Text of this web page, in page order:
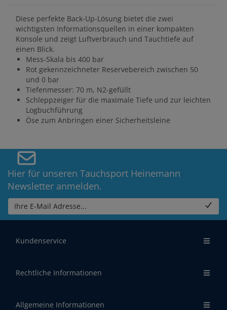
Diese perfekte Back-Up-Lösung bietet die zwei
wichtigsten Informationsquellen in einer kompakten
Konsole und zeigt Luftverbrauch und Tauchtiefe auf
einen Blick.
Mess-Skala bis 400 bar
Rot gekennzeichneter Reservebereich zwischen 50
und 0 bar
Tiefenmesser: 70 m, N2-gefüllt
Schleppzeiger für die maximale Tiefe und zur leichten
Logbuchführung
Öse zum Anbringen einer Sicherheitsleine
Hier für unseren Tauchsport Heinemann
Newsletter anmelden.
Ihre E-Mail Adresse...
Kundenservice
Rechtliche Informationen
Allgemeine Informationen